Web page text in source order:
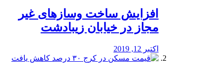
افزایش ساخت وسازهای غیر
مجاز در خیابان زیبادشت
اکتبر 12, 2019